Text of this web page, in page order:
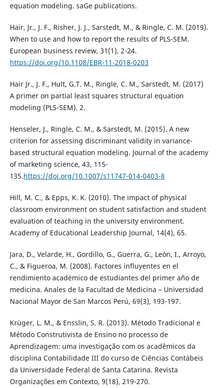
equation modeling. saGe publications.
Hair, Jr., J. F., Risher, J. J., Sarstedt, M., & Ringle, C. M. (2019).
When to use and how to report the results of PLS-SEM.
European business review, 31(1), 2-24.
https://doi.org/10.1108/EBR-11-2018-0203
Hair Jr., J. F., Hult, G.T. M., Ringle, C. M., Sarstedt, M. (2017)
A primer on partial least squares structural equation
modeling (PLS-SEM). 2.
Henseler, J., Ringle, C. M., & Sarstedt, M. (2015). A new
criterion for assessing discriminant validity in variance-
based structural equation modeling. Journal of the academy
of marketing science, 43, 115-
135.https://doi.org/10.1007/s11747-014-0403-8
Hill, M. C., & Epps, K. K. (2010). The impact of physical
classroom environment on student satisfaction and student
evaluation of teaching in the university environment.
Academy of Educational Leadership Journal, 14(4), 65.
Jara, D., Velarde, H., Gordillo, G., Guerra, G., León, I., Arroyo,
C., & Figueroa, M. (2008). Factores influyentes en el
rendimiento académico de estudiantes del primer año de
medicina. Anales de la Facultad de Medicina – Universidad
Nacional Mayor de San Marcos Perú, 69(3), 193-197.
Krüger, L. M., & Ensslin, S. R. (2013). Método Tradicional e
Método Construtivista de Ensino no processo de
Aprendizagem: uma investigação com os acadêmicos da
disciplina Contabilidade III do curso de Ciências Contábeis
da Universidade Federal de Santa Catarina. Revista
Organizações em Contexto, 9(18), 219-270.